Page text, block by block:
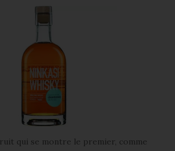
qui se montre le premier, comme